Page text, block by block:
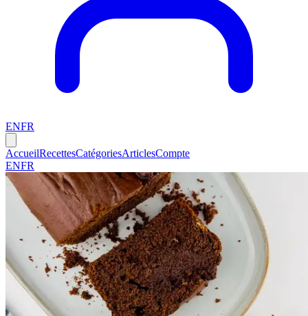
ENFR
AccueilRecettesCatégoriesArticlesCompte
ENFR